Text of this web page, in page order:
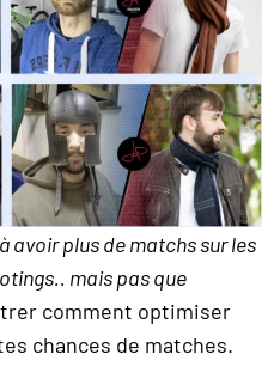
avoir plus de matchs sur les
mais pas que
comment optimiser
chances de matches.